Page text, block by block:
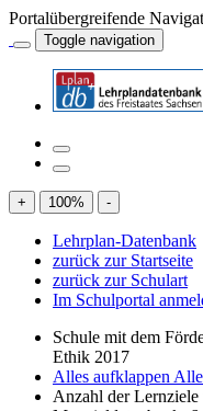
Portalübergreifende
Toggle navigation
+ 100% -
Lehrplan-Datenbank
zurück zur Startseite
zurück zur Schulart
Im Schulportal
Schule mit dem
Ethik 2017
Alles aufklappen
Anzahl der